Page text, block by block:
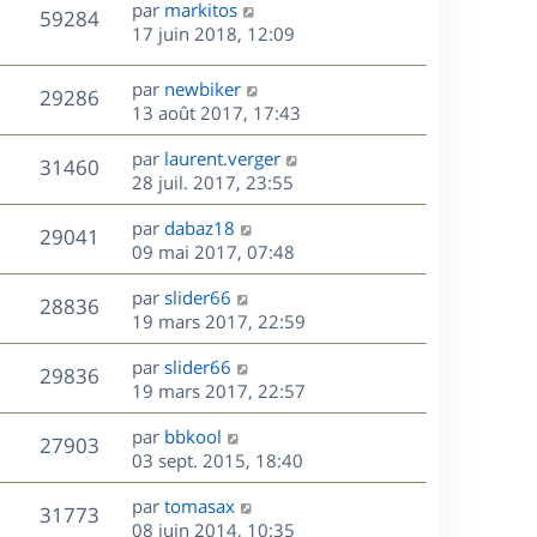
n
i
e
r
m
e
s
s
a
g
e
59284V
u
e
D
e
n
i
e
r
m
e
s
s
a
g
e
par markitos
17 juin 2018, 12:09
29286V
u
D
e
r
n
i
e
r
m
e
s
s
a
g
e
par newbiker
13 août 2017, 17:43
31460V
u
D
e
r
n
i
e
r
m
e
s
s
a
g
e
par laurent.verger
28 juil. 2017, 23:55
29041
u
e
D
e
r
n
i
e
r
m
e
s
s
a
g
par dabaz18
09 mai 2017, 07:48
28836V
u
e
s
D
e
r
n
i
e
r
m
e
s
par slider66
19 mars 2017, 22:59
29836V
u
e
s
D
e
r
n
i
e
r
par slider66
19 mars 2017, 22:57
27903V
u
e
D
e
r
n
i
par bbkool
03 sept. 2015, 18:40
31773V
D
e
par tomasax
08 juin 2014, 10:35